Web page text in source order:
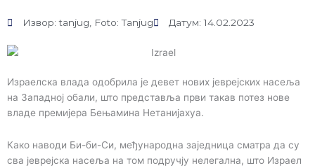
Извор: tanjug, Foto: Tanjug Датум: 14.02.2023
Израелска влада одобрила је девет нових јеврејских насеља
на Западној обали, што представља први такав потез нове
владе премијера Бењамина Нетанијахуа.
Како наводи Би-би-Си, међународна заједница сматра да су
сва јеврејска насеља на том подручју нелегална, што Израел